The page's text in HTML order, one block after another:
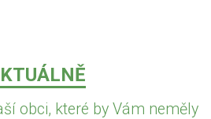
KTUÁLNĚ
obci, které by Vám neměly